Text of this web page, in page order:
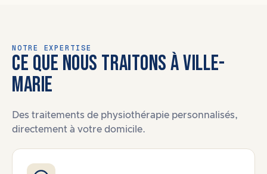
NOTRE EXPERTISE
CE QUE NOUS TRAITONS À VILLE-
MARIE
Des traitements de physiothérapie personnalisés,
directement à votre domicile.